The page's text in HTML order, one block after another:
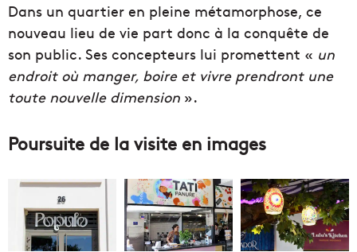
Dans un quartier en pleine métamorphose, ce
nouveau lieu de vie part donc à la conquête de
son public. Ses concepteurs lui promettent « un
endroit où manger, boire et vivre prendront une
toute nouvelle dimension ».
Poursuite de la visite en images